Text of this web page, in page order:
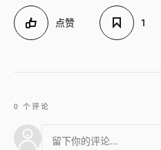
点赞 1
0 个评论